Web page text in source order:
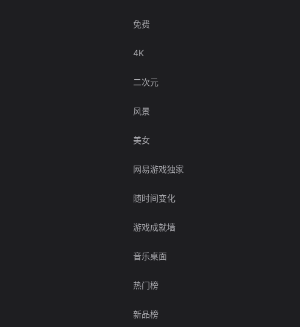
免费
4K
二次元
风景
美女
网易游戏独家
随时间变化
游戏成就墙
音乐桌面
热门榜
新品榜